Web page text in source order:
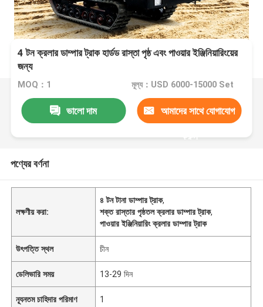
4 টন ক্রলার ডাম্পার ট্রাক হার্ডড রাস্তা পৃষ্ঠ এবং পাওয়ার ইঞ্জিনিয়ারিংয়ের
জন্য
MOQ：1 মূল্য：USD 6000-15000 Set
ভালো দাম আমাদের সাথে যোগাযোগ
করুন
পণ্যের বর্ণনা
লক্ষণীয় করা:
৪ টন টানা ডাম্পার ট্রাক,
শক্ত রাস্তার পৃষ্ঠতল ক্রলার ডাম্পার ট্রাক,
পাওয়ার ইঞ্জিনিয়ারিং ক্রলার ডাম্পার ট্রাক
উৎপত্তি স্থল চীন
ডেলিভারি সময় 13-29 দিন
ন্যূনতম চাহিদার পরিমাণ 1